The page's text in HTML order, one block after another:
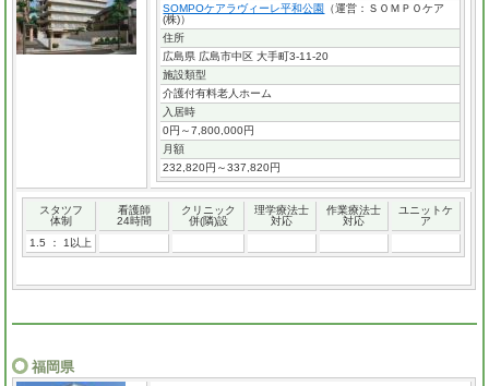
SOMPOケアラヴィーレ平和公園
（運営：ＳＯＭＰＯケア
(株)）
住所
広島県 広島市中区 大手町3-11-20
施設類型
介護付有料老人ホーム
入居時
0円～7,800,000円
月額
232,820円～337,820円
スタツフ
体制
看護師
24時間
クリニック
併(隣)設
理学療法士
対応
作業療法士
対応
ユニットケ
ア
1.5 ： 1以上
福岡県